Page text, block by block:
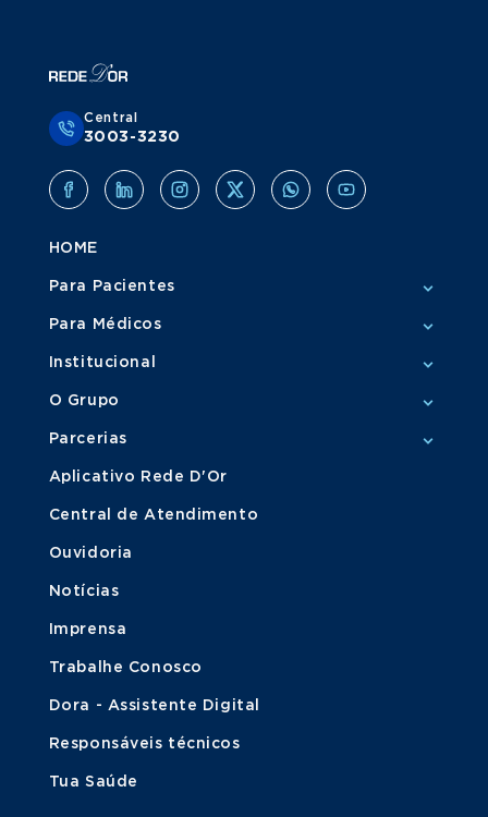
Central
3003-3230
HOME
Para Pacientes
Para Médicos
Institucional
O Grupo
Parcerias
Aplicativo Rede D'Or
Central de Atendimento
Ouvidoria
Notícias
Imprensa
Trabalhe Conosco
Dora - Assistente Digital
Responsáveis técnicos
Tua Saúde